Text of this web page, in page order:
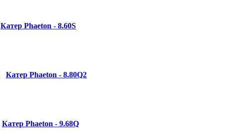
Катер Phaeton - 8.60S
Катер Phaeton - 8.80Q2
Катер Phaeton - 9.68Q